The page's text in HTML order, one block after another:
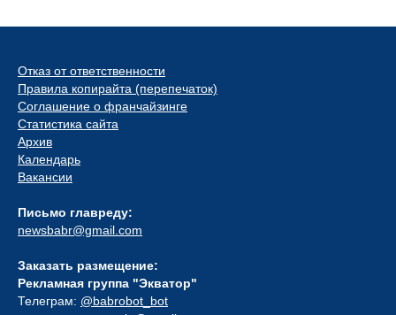
Отказ от ответственности
Правила копирайта (перепечаток)
Соглашение о франчайзинге
Статистика сайта
Архив
Календарь
Вакансии
Письмо главреду:
newsbabr@gmail.com
Заказать размещение:
Рекламная группа "Экватор"
Телеграм: @babrobot_bot